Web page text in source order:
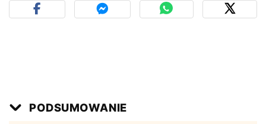
PODSUMOWANIE